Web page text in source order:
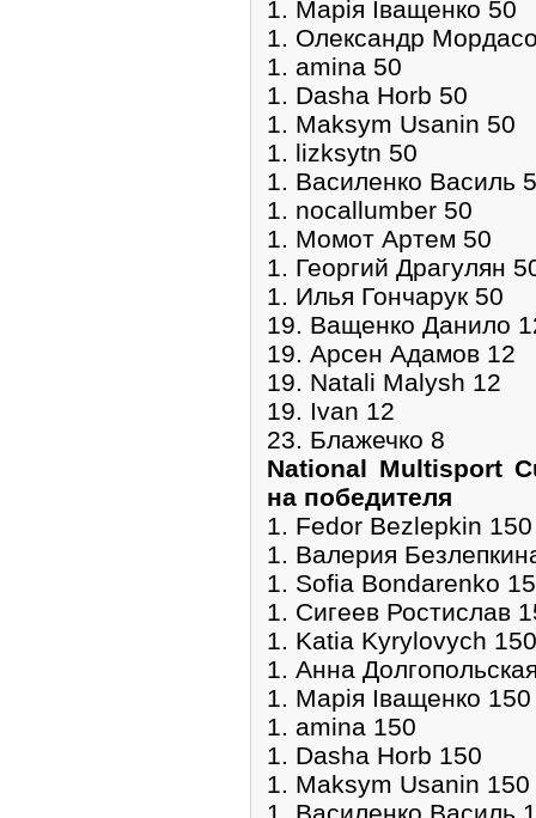
1. Марія Іващенко 50
1. Олександр
1. amina 50
1. Dasha Horb 50
1. Maksym Usanin 50
1. lizksytn 50
1. Василенко Василь
1. nocallumber 50
1. Момот Артем 50
1. Георгий Драгулян
1. Илья Гончарук 50
19. Ващенко Данило
19. Арсен Адамов 12
19. Natali Malysh 12
19. Ivan 12
23. Блажечко 8
National Multisport
на победителя
1. Fedor Bezlepkin 150
1. Валерия
1. Sofia Bondarenko
1. Сигеев Ростислав
1. Katia Kyrylovych 150
1. Анна
1. Марія Іващенко 150
1. amina 150
1. Dasha Horb 150
1. Maksym Usanin 150
1. Василенко Василь